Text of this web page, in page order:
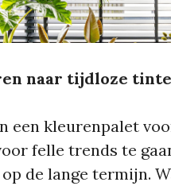
naar tijdloze
een kleurenpalet
felle trends te
de lange termijn.